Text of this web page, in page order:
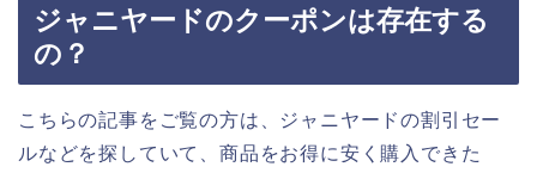
ジャニヤードのクーポンは存在する
の？
こちらの記事をご覧の方は、ジャニヤードの割引セー
ルなどを探していて、商品をお得に安く購入できた